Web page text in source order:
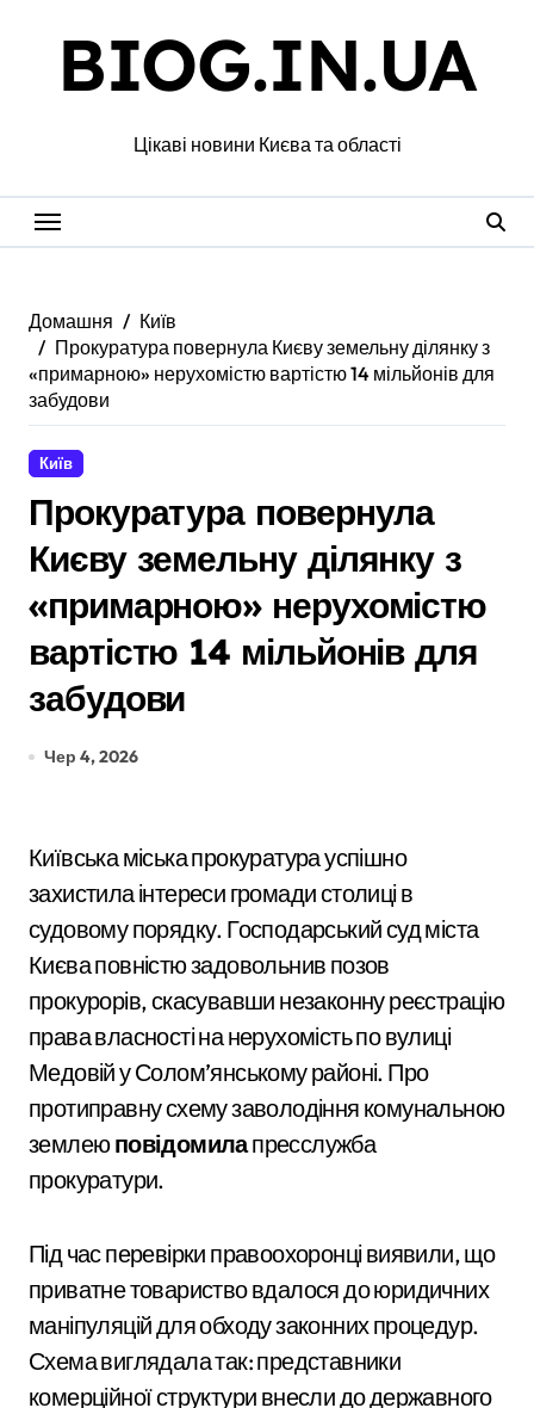
BIOG.IN.UA
Цікаві новини Києва та області
Домашня
Київ
Прокуратура повернула Києву земельну ділянку з
«примарною» нерухомістю вартістю 14 мільйонів для
забудови
Київ
Прокуратура повернула
Києву земельну ділянку з
«примарною» нерухомістю
вартістю 14 мільйонів для
забудови
Чер 4, 2026
Київська міська прокуратура успішно
захистила інтереси громади столиці в
судовому порядку. Господарський суд міста
Києва повністю задовольнив позов
прокурорів, скасувавши незаконну реєстрацію
права власності на нерухомість по вулиці
Медовій у Солом’янському районі. Про
протиправну схему заволодіння комунальною
землеюповідомилапресслужба
прокуратури.
Під час перевірки правоохоронці виявили, що
приватне товариство вдалося до юридичних
маніпуляцій для обходу законних процедур.
Схема виглядала так: представники
комерційної структури внесли до державного